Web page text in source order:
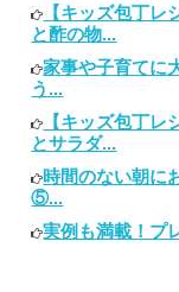
【キッズ包丁
と酢の物...
家事や子育てに
う...
【キッズ包丁
とサラダ...
時間のない朝に
⑤...
実例も満載！プ